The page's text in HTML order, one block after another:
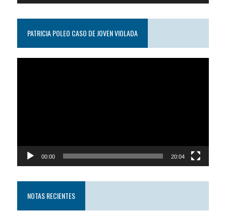
PATRICIA POLEO CASO DE JOVEN VIOLADA
00:00 20:04
NOTAS RECIENTES